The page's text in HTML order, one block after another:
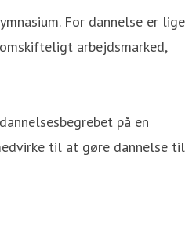
For dannelse er lige
arbejdsmarked,
på en
til at gøre dannelse til